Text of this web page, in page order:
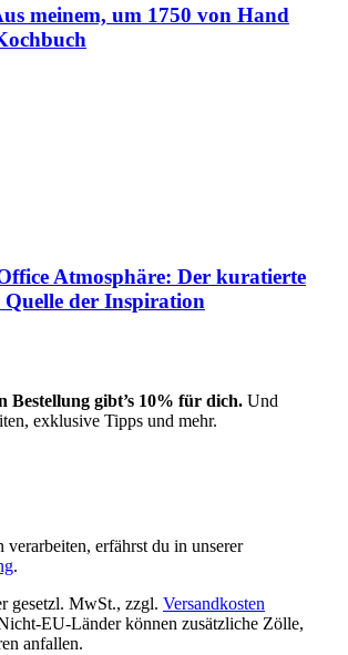
meinem, um 1750 von Hand
Atmosphäre: Der kuratierte
Quelle der Inspiration
Bestellung gibt’s 10% für dich. Und
exklusive Tipps und mehr.
erfährst du in unserer
.
gesetzl. MwSt., zzgl. Versandkosten
EU-Länder können zusätzliche Zölle,
anfallen.